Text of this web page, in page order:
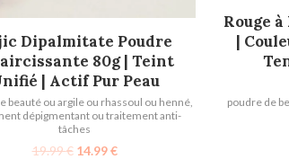
AJOUTER AU PANIER
Dipalmitate Poudre
80g | Teint
| Actif Pur Peau
beauté ou argile ou rhassoul ou henné,
dépigmentant ou traitement anti-
tâches
19.99€ 14.99€
Rouge
|
poudre de